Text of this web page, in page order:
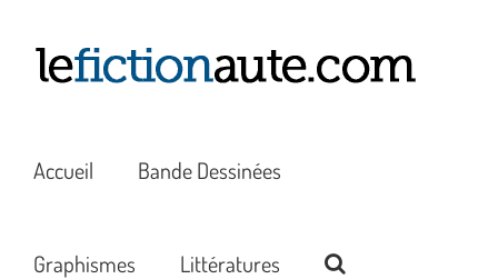
contenu
Accueil Bande Dessinées
Graphismes Littératures